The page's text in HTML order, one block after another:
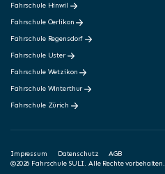
Fahrschule Hinwil
Fahrschule Oerlikon
Fahrschule Regensdorf
Fahrschule Uster
Fahrschule Wetzikon
Fahrschule Winterthur
Fahrschule Zürich
Impressum Datenschutz
AGB
©2026 Fahrschule SULI. Alle Rechte vorbehalten.